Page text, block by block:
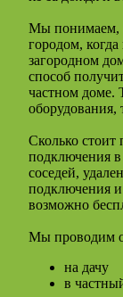
Мы понимаем,
городом,
загородном
способ
частном доме.
оборудования,
Сколько стоит
подключения
соседей,
подключения и
возможно
Мы проводим
на дачу
в